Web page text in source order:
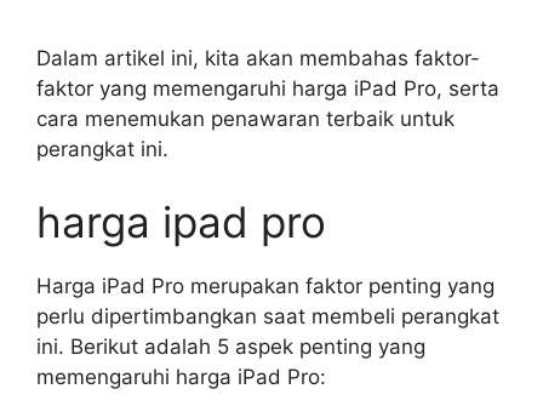
Dalam artikel ini, kita akan membahas faktor-
faktor yang memengaruhi harga iPad Pro, serta
cara menemukan penawaran terbaik untuk
perangkat ini.
harga ipad pro
Harga iPad Pro merupakan faktor penting yang
perlu dipertimbangkan saat membeli perangkat
ini. Berikut adalah 5 aspek penting yang
memengaruhi harga iPad Pro: